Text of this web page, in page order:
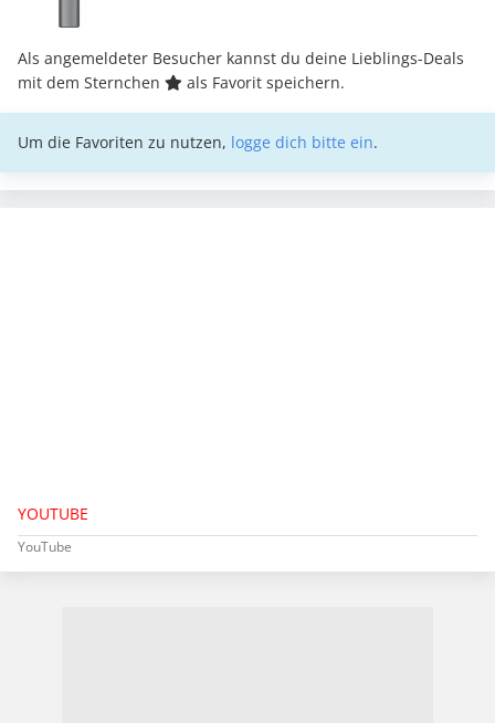
Als angemeldeter Besucher kannst du deine Lieblings-Deals
mit dem Sternchen
als Favorit speichern.
Um die Favoriten zu nutzen, logge dich bitte ein.
YOUTUBE
YouTube